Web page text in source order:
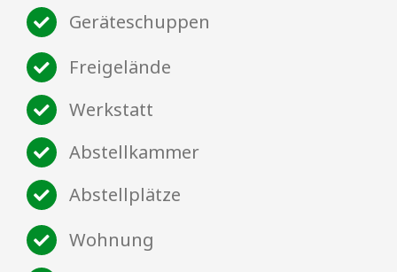
Geräteschuppen
Freigelände
Werkstatt
Abstellkammer
Abstellplätze
Wohnung